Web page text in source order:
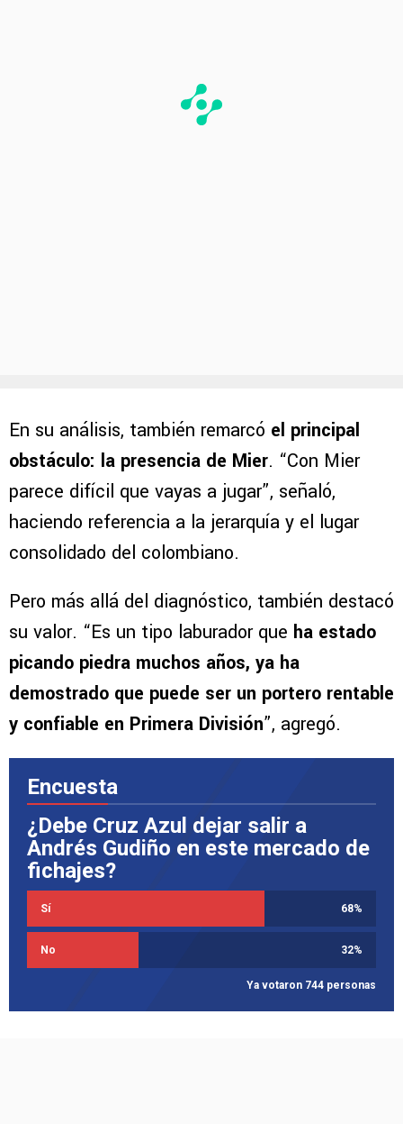
En su análisis, también remarcó el principal
obstáculo: la presencia de Mier. “Con Mier
parece difícil que vayas a jugar”, señaló,
haciendo referencia a la jerarquía y el lugar
consolidado del colombiano.
Pero más allá del diagnóstico, también destacó
su valor. “Es un tipo laburador que ha estado
picando piedra muchos años, ya ha
demostrado que puede ser un portero rentable
y confiable en Primera División”, agregó.
Encuesta
¿Debe Cruz Azul dejar salir a
Andrés Gudiño en este mercado de
fichajes?
Sí 68%
No 32%
Ya votaron 744 personas